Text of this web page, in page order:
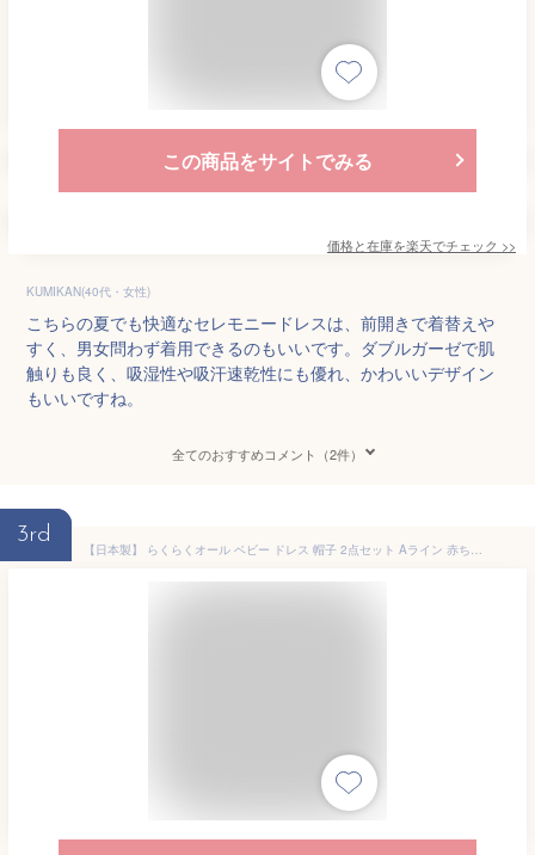
この商品をサイトでみる
価格と在庫を楽天でチェック >>
KUMIKAN(40代・女性)
こちらの夏でも快適なセレモニードレスは、前開きで着替えや
すく、男女問わず着用できるのもいいです。ダブルガーゼで肌
触りも良く、吸湿性や吸汗速乾性にも優れ、かわいいデザイン
もいいですね。
全てのおすすめコメント（2件）
3rd
【日本製】 らくらくオール ベビー ドレス 帽子 2点セット Aライン 赤ちゃん 服 セレモニー ショート 50cm 60cm 70cm 綿 男の子 女の子 退院 セレモニー 春 夏 秋 冬 オールシーズン 記念撮影 御祝い おでかけ 退院着 75105_10151